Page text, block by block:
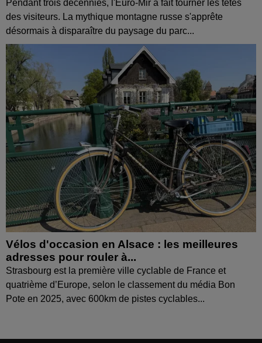
Pendant trois décennies, l'Euro-Mir a fait tourner les têtes
des visiteurs. La mythique montagne russe s'apprête
désormais à disparaître du paysage du parc...
Vélos d'occasion en Alsace : les meilleures
adresses pour rouler à...
Strasbourg est la première ville cyclable de France et
quatrième d’Europe, selon le classement du média Bon
Pote en 2025, avec 600km de pistes cyclables...